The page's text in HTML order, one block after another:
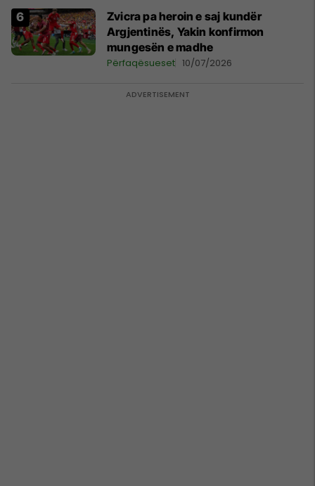
Zvicra pa heroin e saj kundër
Argjentinës, Yakin konfirmon
mungesën e madhe
Përfaqësueset 10/07/2026